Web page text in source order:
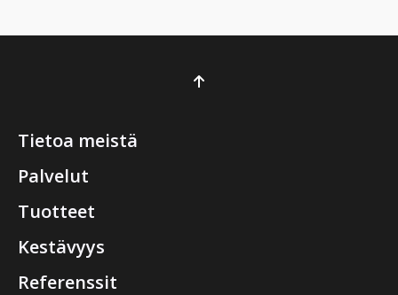
Tietoa meistä
Palvelut
Tuotteet
Kestävyys
Referenssit